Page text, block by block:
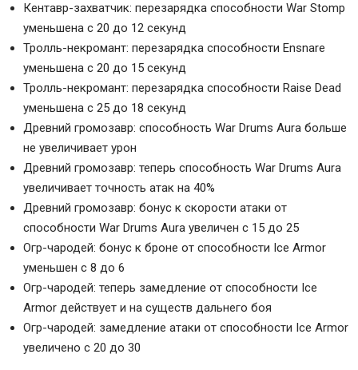
Кентавр-захватчик: перезарядка способности War Stomp
уменьшена с 20 до 12 секунд
Тролль-некромант: перезарядка способности Ensnare
уменьшена с 20 до 15 секунд
Тролль-некромант: перезарядка способности Raise Dead
уменьшена с 25 до 18 секунд
Древний громозавр: способность War Drums Aura больше
не увеличивает урон
Древний громозавр: теперь способность War Drums Aura
увеличивает точность атак на 40%
Древний громозавр: бонус к скорости атаки от
способности War Drums Aura увеличен с 15 до 25
Огр-чародей: бонус к броне от способности Ice Armor
уменьшен с 8 до 6
Огр-чародей: теперь замедление от способности Ice
Armor действует и на существ дальнего боя
Огр-чародей: замедление атаки от способности Ice Armor
увеличено с 20 до 30